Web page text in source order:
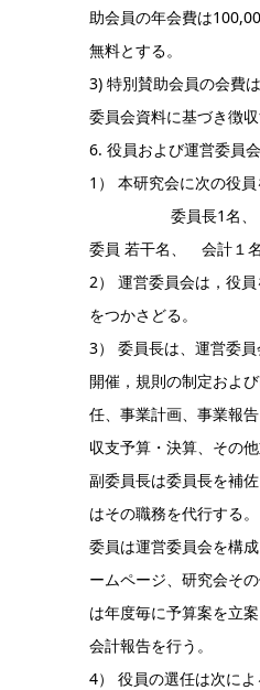
助会員の年会費は
無料とする。
3) 特別賛助会員の会費
委員会資料に基づき徴収
6. 役員および運営委員
1） 本研究会に次の役員
委員長1名、
委員 若干名、 会計１名
2） 運営委員会は，役
をつかさどる。
3） 委員長は、運営委
開催，規則の制定およ
任、事業計画、事業報告
収支予算・決算、その
副委員長は委員長を補
はその職務を代行する。
委員は運営委員会を構
ームページ、研究会そ
は年度毎に予算案を立案
会計報告を行う。
4） 役員の選任は次によ